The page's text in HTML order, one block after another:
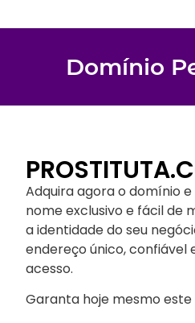
Domínio
Adquira agora o domínio
nome exclusivo e fácil
a identidade do seu
endereço único, confiável
acesso.
Garanta hoje mesmo